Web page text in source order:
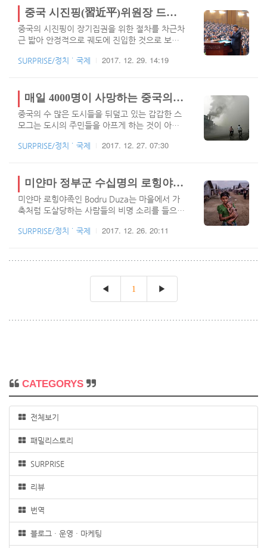
며, 지역 언론 관계자에 따르면 남편은 아내와 헤
어지려 하였고, 앞으로는 아내가 친부모들을 만..
미 엄격한 인터넷 규제를 한층 강화 해왔으며, 한
편으로는 이러한 노력이 언론의 자유를 제한하고
공산당에 대한 비판을 억 누르는 목적이 있다고
지적하고 있습니다. 중국 정부는 인터넷 규제를
도입하고 국가의 안전과 사회 안정을 확보하기
해 당국은 대략 1만 3.000개 이상의 사이트 및
1.000천만 개 이상의 계정을 폐쇠 조치 하였습..
중국 시진핑(習近平)위원장 드디어, 장기 집권을 향한 날개를 펼치다.
중국의 시진핑이 장기집권을 위한 절차를 차근차
근 밟아 안정적으로 궤도에 진입한 것으로 보입
의 정적이 될 수 있는 국무위원, 상무위원 일부를
위한 행보를 지금도 꾸준하게 하고 있으며, 다른
쪽에서는 인민의 통제를 더욱더 강화하고 있습니
다. 이제 시진핑 시대의 새로운 사회주의 사상을
헌법에 명기하려 하는데요. 이것이 중요한 것은
북한의 지도사 우상화와 동일한 것으로 시진핑은
동시에 전 중국 인민들이 어릴때 부터 의무적으
로 시진핑의 사상을 교육받아야 하고, 시핀핑의
권력은 더욱더 강화..
SURPRISE/정치 ˙ 국제 2017. 12. 29. 14:19
매일 4000명이 사망하는 중국의 끔찍한 대기 오염
중국의 수 많은 도시들을 뒤덮고 있는 갑갑한 스
모그는 도시의 주민들을 아프게 하는 것이 아니
으로 인해 일 최대 4.000명의 사람들이 죽어 가
사이언스에서 간행되는 과학 저널)에서 발행 한
미국 환경단체‘버클리 어스(Berkeley Earth)’의
연구에 따르면 4개월간 중국 전역에 걸쳐 1,500
개의 역에서 매시간 측정을 실시하였고, 많은 종
류의 위험한 공해가 있었지만, 폐 깊숙히 침투할
일 중국 북서쪽 허베이 성 동쪽 100km 떨어진
SURPRISE/정치 ˙ 국제 2017. 12. 27. 07:30
미얀마 정부군 수십명의 로힝야족 학살!
미얀마 로힝야족인 Bodru Duza는 마을에서 가
축처럼 도살당하는 사람들의 비명 소리를 들으
다. 52세의 이 남자는 군인들이 다른 사람들을 모
말경 로힝야족의 무슬림 소수파를 몰아내기 위해
악의적인 캠페인을 시작하였고, 이후 동남아시아
에서 보고된 군대의 학살 사건중 가장 이해하기
을들은 지옥이 되었습니다. 마을이 조용해졌을때
SURPRISE/정치 ˙ 국제 2017. 12. 26. 20:11
◀ 1 ▶
CATEGORYS
전체보기
패밀리스토리
SURPRISE
리뷰
번역
블로그 · 운영 · 마케팅